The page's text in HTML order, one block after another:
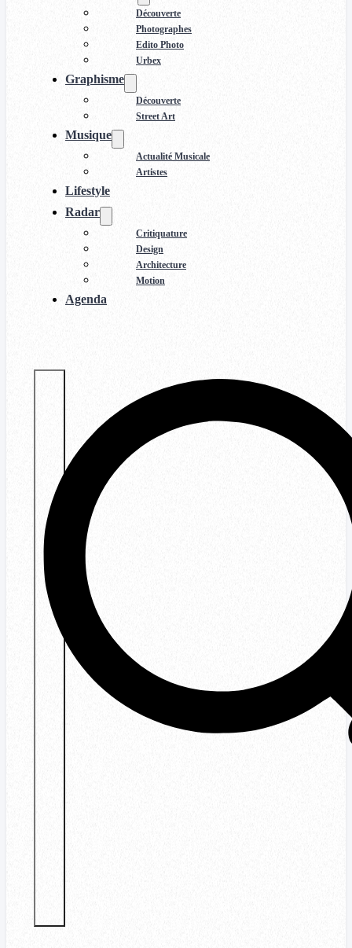
Découverte
Photographes
Edito Photo
Urbex
Graphisme
Découverte
Street Art
Musique
Actualité Musicale
Artistes
Lifestyle
Radar
Critiquature
Design
Architecture
Motion
Agenda